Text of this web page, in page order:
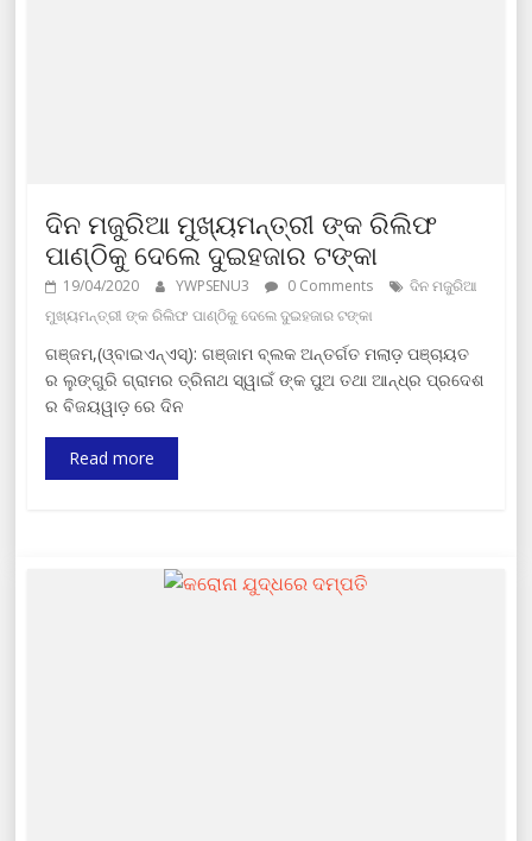
ଦିନ ମଜୁରିଆ ମୁଖ୍ୟମନ୍ତ୍ରୀ ଙ୍କ ରିଲିଫ
ପାଣ୍ଠିକୁ ଦେଲେ ଦୁଇହଜାର ଟଙ୍କା
19/04/2020 YWPSENU3 0 Comments
ଦିନ ମଜୁରିଆ
ମୁଖ୍ୟମନ୍ତ୍ରୀ ଙ୍କ ରିଲିଫ ପାଣ୍ଠିକୁ ଦେଲେ ଦୁଇହଜାର ଟଙ୍କା
ଗଞ୍ଜମ,(ଓ୍ବାଇଏନ୍ଏସ୍): ଗଞ୍ଜାମ ବ୍ଲକ ଅନ୍ତର୍ଗତ ମଲାଡ଼ ପଞ୍ଚାୟତ
ର ଲୁଙ୍ଗୁରି ଗ୍ରାମର ତ୍ରିନାଥ ସ୍ୱାଇଁ ଙ୍କ ପୁଅ ତଥା ଆନ୍ଧ୍ର ପ୍ରଦେଶ
ର ବିଜୟୱାଡ଼ ରେ ଦିନ
Read more